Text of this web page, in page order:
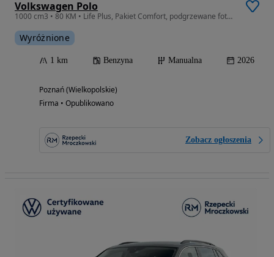
Volkswagen Polo
1000 cm3 • 80 KM • Life Plus, Pakiet Comfort, podgrzewane fotele, Climatronic, od ręki !
Wyróżnione
1 km Benzyna Manualna 2026
Poznań (Wielkopolskie)
Firma • Opublikowano
Zobacz ogłoszenia